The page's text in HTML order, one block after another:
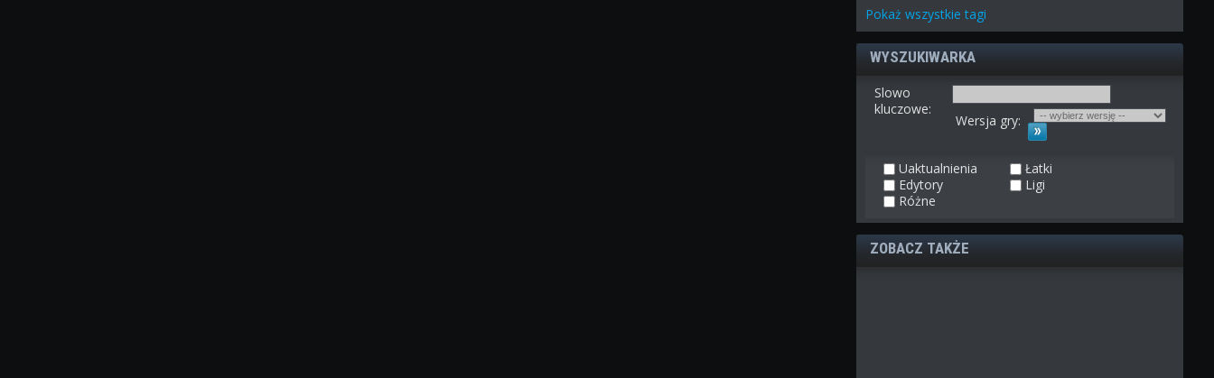
Pokażwszystkie tagi
WYSZUKIWARKA
Slowo
kluczowe:
Wersja gry:
Uaktualnienia
Łatki
Edytory
Ligi
Różne
ZOBACZ TAKŻE